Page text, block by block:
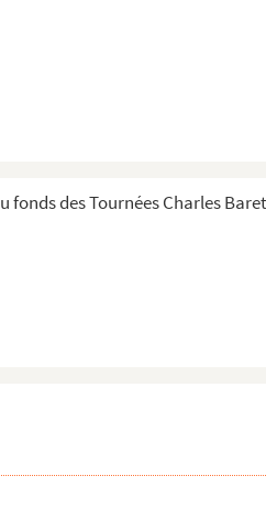
des Tournées Charles Baret